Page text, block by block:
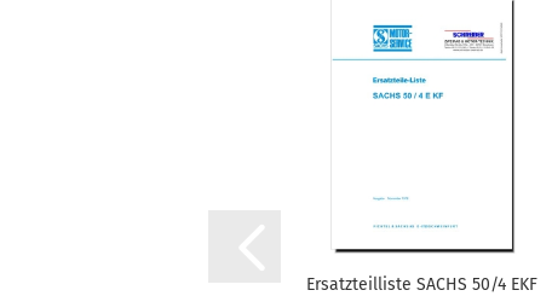
Ersatzteilliste SACHS 50/4 EKF